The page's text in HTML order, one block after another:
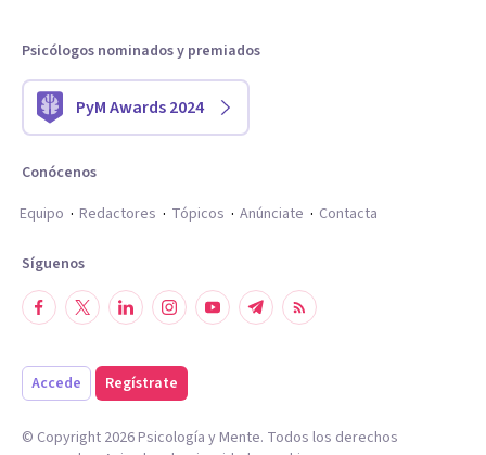
Psicólogos nominados y premiados
PyM Awards 2024
Conócenos
Equipo
Redactores Tópicos Anúnciate Contacta
Síguenos
Accede Regístrate
© Copyright 2026Psicología y Mente. Todos los derechos